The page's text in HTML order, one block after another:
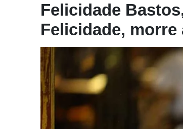
Felicidade
Felicidade, morre